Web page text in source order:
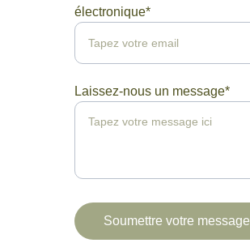
électronique*
Laissez-nous un message*
Soumettre votre message